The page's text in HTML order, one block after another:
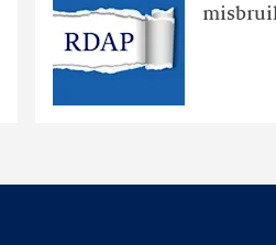
via
publieke
RDAP